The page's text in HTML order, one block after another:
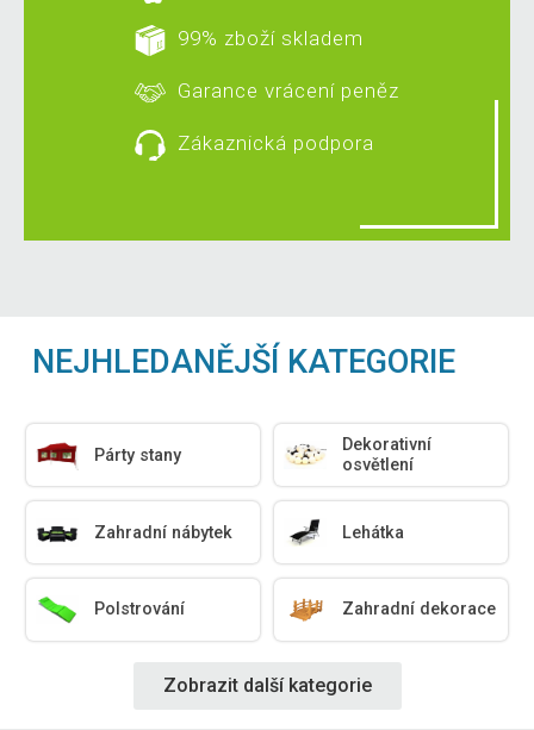
99% zboží skladem
Garance vrácení peněz
Zákaznická podpora
NEJHLEDANĚJŠÍ KATEGORIE
Párty stany
Dekorativní
osvětlení
Zahradní nábytek Lehátka
Polstrování Zahradní dekorace
Zobrazit další kategorie